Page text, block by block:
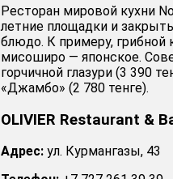
Ресторан мировой кухни
летние площадки и
блюдо. К примеру,
мисоширо — японское.
горчичной глазури (3 390
«Джамбо» (2 780 тенге).
OLIVIER Restaurant &
Адрес: ул. Курмангазы, 43